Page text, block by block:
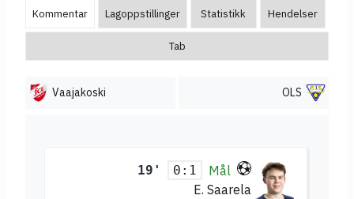
Kommentar Lagoppstillinger Statistikk Hendelser
Tab
Vaajakoski OLS
19' 0:1
Mål
E. Saarela